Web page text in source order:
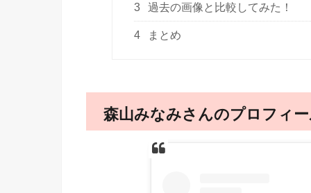
3 過去の画像と比較してみた！
4 まとめ
森山みなみさんのプロフィ